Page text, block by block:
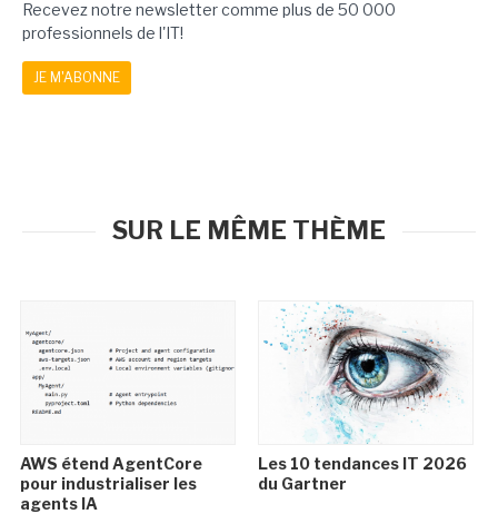
Recevez notre newsletter comme plus de 50 000
professionnels de l'IT!
JE M'ABONNE
SUR LE MÊME THÈME
AWS étend AgentCore
pour industrialiser les
agents IA
Les 10 tendances IT 2026
du Gartner